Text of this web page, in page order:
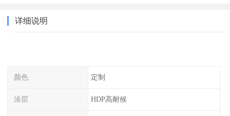
详细说明
颜色 定制
涂层 HDP高耐候